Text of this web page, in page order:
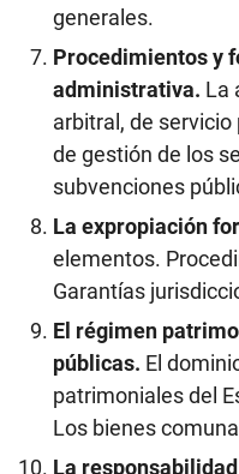
generales.
Procedimientos y
administrativa. La
arbitral, de
de gestión de los
subvenciones
La expropiación
elementos.
Garantías
El régimen
públicas. El
patrimoniales del
Los bienes
La